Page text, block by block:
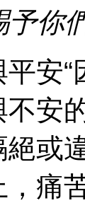
予你
安
不安
或
，痛